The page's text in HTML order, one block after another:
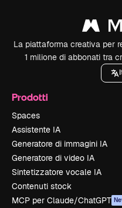
La piattaforma creativa per
1 milione di abbonati tra
Prodotti
Spaces
Assistente IA
Generatore di immagini IA
Generatore di video IA
Sintetizzatore vocale IA
Contenuti stock
MCP per Claude/ChatGPT